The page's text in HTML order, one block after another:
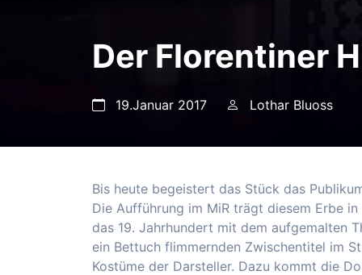
Der Florentiner
19.Januar 2017 Lothar Bluoss
Bis heute begeistert das Stück das
Die Aufführung im MiR trägt diesem Erbe
das 19. Jahrhundert mit dem aufgemalten
ein Bettuch flimmernden Zwischentitel im
Kostüme der Darsteller. Dazu kommt die